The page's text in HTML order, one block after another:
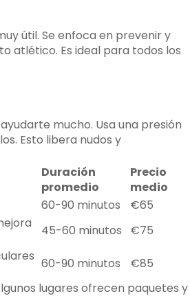
útil. Se enfoca en prevenir y
atlético. Es ideal para todos los
mucho. Usa una presión
Esto libera nudos y
Duración
promedio
Precio
medio
60-90 minutos
€65
45-60 minutos
€75
60-90 minutos
€85
lugares ofrecen paquetes y